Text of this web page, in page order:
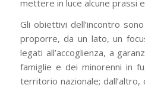
mettere in luce alcune prassi
Gli obiettivi dell’incontro
proporre, da un lato, un
legati all’accoglienza, a
famiglie e dei minorenni in
territorio nazionale;